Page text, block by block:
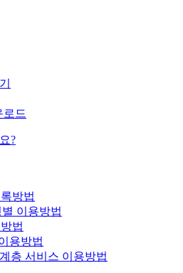
로드
?
방법
이용방법
법
용방법
층 서비스 이용방법